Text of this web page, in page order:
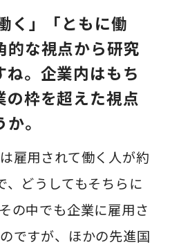
く」「ともに働
的な視点から研究
ね。企業内はもち
の枠を超えた視点
。
雇用されて働く人が約
、どうしてもそちらに
の中でも企業に雇用さ
ですが、ほかの先進国